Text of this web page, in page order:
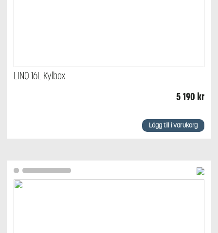
LINQ 16L Kylbox
5 190 kr
Lägg till i varukorg